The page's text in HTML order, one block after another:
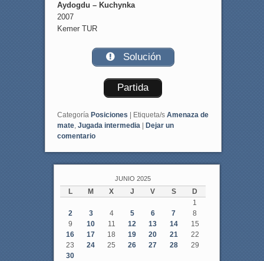
Aydogdu – Kuchynka
2007
Kemer TUR
Solución
Partida
Categoría Posiciones | Etiqueta/s Amenaza de
mate, Jugada intermedia | Dejar un
comentario
JUNIO 2025
L M X J V S
D
1
2
3 4 5 6 7
8
9
10 11 12 13 14
15
16
17 18 19 20 21
22
23
24 25 26 27 28
29
30